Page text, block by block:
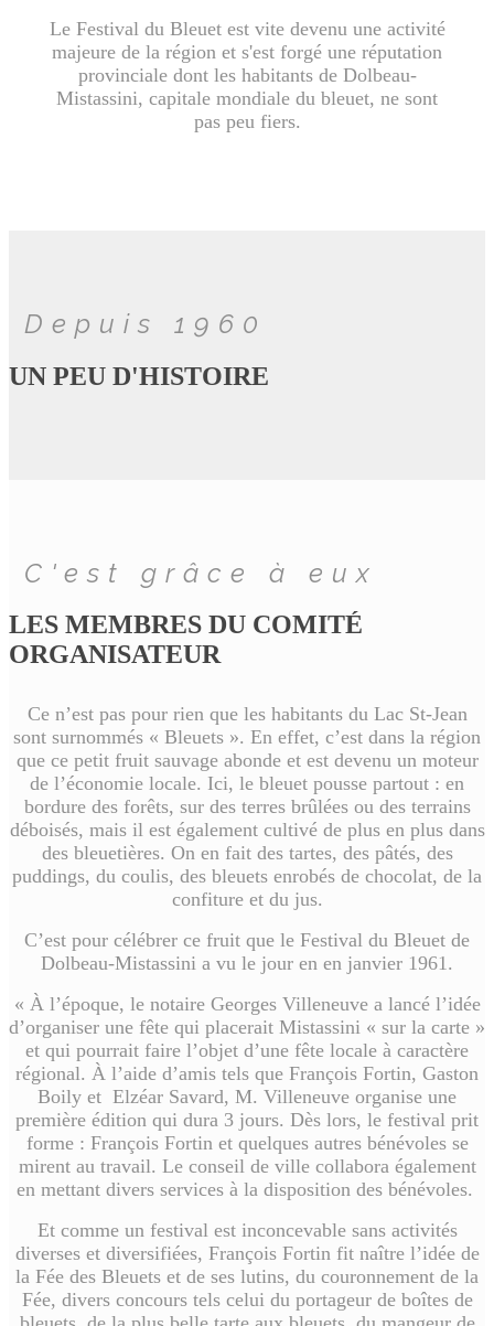
Le Festival du Bleuet est vite devenu une activité
majeure de la région et s'est forgé une réputation
provinciale dont les habitants de Dolbeau-
Mistassini, capitale mondiale du bleuet, ne sont
pas peu fiers.
Depuis 1960
UN PEU D'HISTOIRE
C'est grâce à eux
LES MEMBRES DU COMITÉ
ORGANISATEUR
Ce n’est pas pour rien que les habitants du Lac St-Jean
sont surnommés « Bleuets ». En effet, c’est dans la région
que ce petit fruit sauvage abonde et est devenu un moteur
de l’économie locale. Ici, le bleuet pousse partout : en
bordure des forêts, sur des terres brûlées ou des terrains
déboisés, mais il est également cultivé de plus en plus dans
des bleuetières. On en fait des tartes, des pâtés, des
puddings, du coulis, des bleuets enrobés de chocolat, de la
confiture et du jus.
C’est pour célébrer ce fruit que le Festival du Bleuet de
Dolbeau-Mistassini a vu le jour en en janvier 1961.
« À l’époque, le notaire Georges Villeneuve a lancé l’idée
d’organiser une fête qui placerait Mistassini « sur la carte »
et qui pourrait faire l’objet d’une fête locale à caractère
régional. À l’aide d’amis tels que François Fortin, Gaston
Boily et Elzéar Savard, M. Villeneuve organise une
première édition qui dura 3 jours. Dès lors, le festival prit
forme : François Fortin et quelques autres bénévoles se
mirent au travail. Le conseil de ville collabora également
en mettant divers services à la disposition des bénévoles.
Et comme un festival est inconcevable sans activités
diverses et diversifiées, François Fortin fit naître l’idée de
la Fée des Bleuets et de ses lutins, du couronnement de la
Fée, divers concours tels celui du portageur de boîtes de